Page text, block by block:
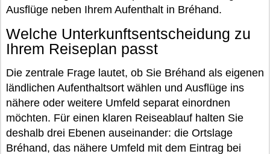
Ausflüge neben Ihrem Aufenthalt in Bréhand.
Welche Unterkunftsentscheidung zu
Ihrem Reiseplan passt
Die zentrale Frage lautet, ob Sie Bréhand als eigenen
ländlichen Aufenthaltsort wählen und Ausflüge ins
nähere oder weitere Umfeld separat einordnen
möchten. Für einen klaren Reiseablauf halten Sie
deshalb drei Ebenen auseinander: die Ortslage
Bréhand, das nähere Umfeld mit dem Eintrag bei